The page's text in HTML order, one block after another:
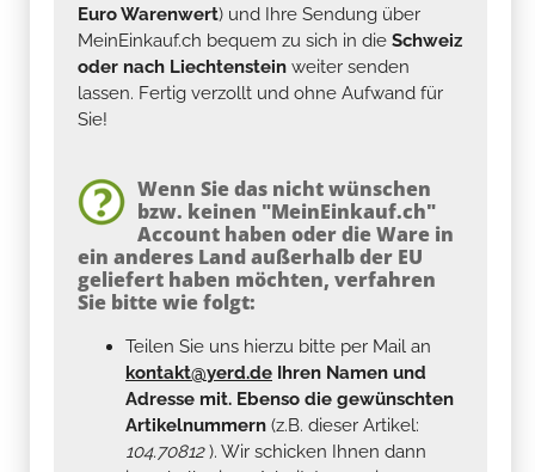
Euro Warenwert) und Ihre Sendung über
MeinEinkauf.ch bequem zu sich in die Schweiz
oder nach Liechtenstein weiter senden
lassen. Fertig verzollt und ohne Aufwand für
Sie!
Wenn Sie das nicht wünschen
bzw. keinen "MeinEinkauf.ch"
Account haben oder die Ware in
ein anderes Land außerhalb der EU
geliefert haben möchten, verfahren
Sie bitte wie folgt:
Teilen Sie uns hierzu bitte per Mail an
kontakt@yerd.de Ihren Namen und
Adresse mit. Ebenso die gewünschten
Artikelnummern (z.B. dieser Artikel:
104.70812). Wir schicken Ihnen dann